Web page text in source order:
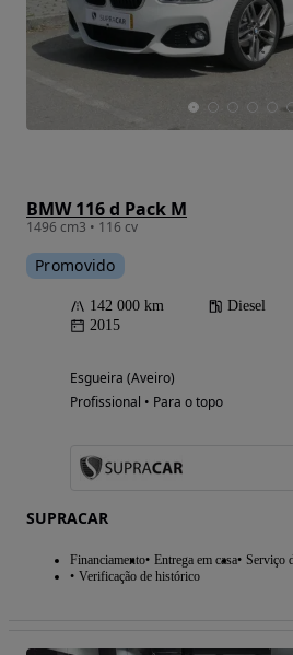
BMW 116 d Pack M
1496 cm3 • 116 cv
Promovido
142 000 km Diesel
2015
Esgueira (Aveiro)
Profissional • Para o topo
SUPRACAR
Financiamento Entrega em casa Serviço
Verificação de histórico